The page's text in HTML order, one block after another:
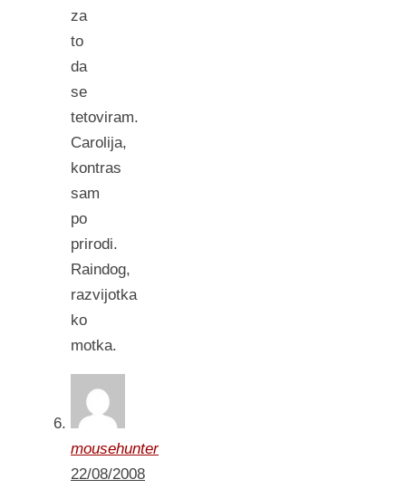
za
to
da
se
tetoviram.
Carolija,
kontras
sam
po
prirodi.
Raindog,
razvijotka
ko
motka.
mousehunter
22/08/2008